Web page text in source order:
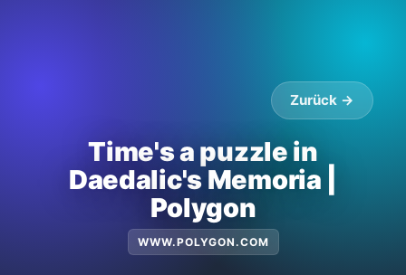
Zurück →
Time's a puzzle in
Daedalic's Memoria |
Polygon
WWW.POLYGON.COM